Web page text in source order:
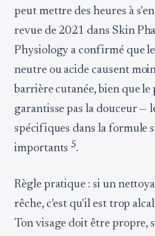
peut mettre des heures à
revue de 2021 dans Skin
Physiology a confirmé que
neutre ou acide causent
barrière cutanée, bien que le
garantisse pas la douceur —
spécifiques dans la formule
importants5.
Règle pratique : si un
rêche, c'est qu'il est trop
Ton visage doit être propre,